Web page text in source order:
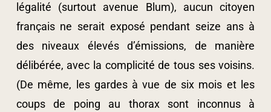
légalité (surtout avenue Blum), aucun citoyen
français ne serait exposé pendant seize ans à
des niveaux élevés d’émissions, de manière
délibérée, avec la complicité de tous ses voisins.
(De même, les gardes à vue de six mois et les
coups de poing au thorax sont inconnus à